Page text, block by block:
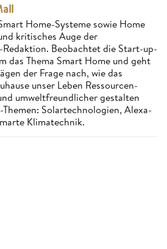
Home-Systeme sowie Home
kritisches Auge der
Beobachtet die Start-up-
das Thema Smart Home und geht
der Frage nach, wie das
unser Leben Ressourcen-
umweltfreundlicher gestalten
Themen: Solartechnologien, Alexa-
Klimatechnik.